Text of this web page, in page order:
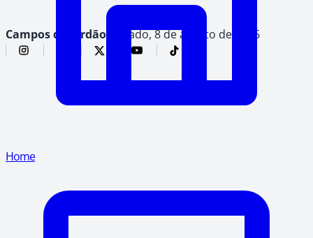
Campos do Jordão, sábado, 8 de agosto de 2026
Home